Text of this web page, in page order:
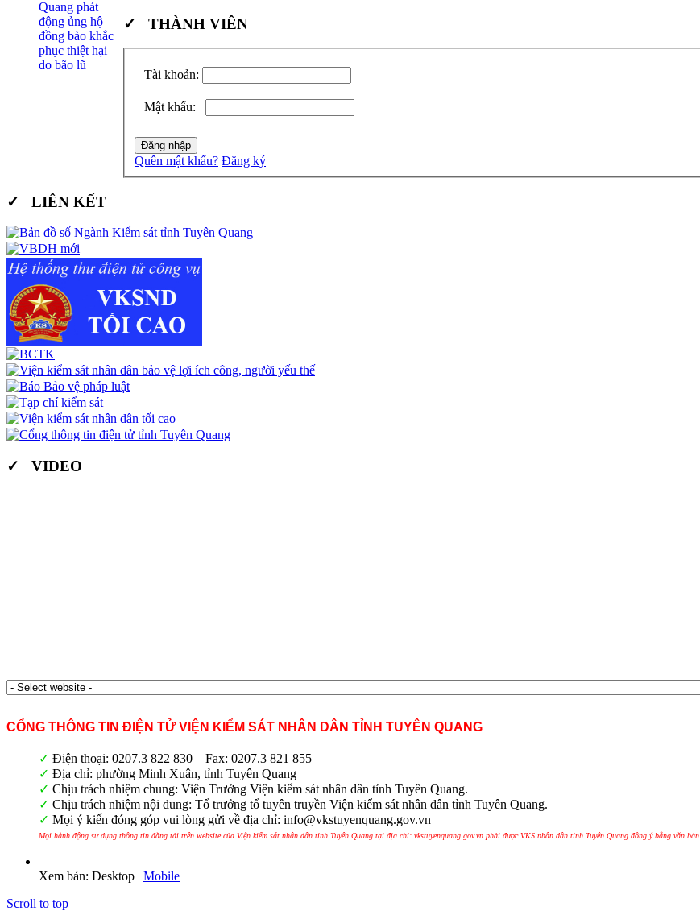
✓ THÀNH VIÊN
Tài khoản:
Mật khẩu:
Quên mật khẩu? Đăng ký
✓ LIÊN KẾT
✓ VIDEO
CỔNG THÔNG TIN ĐIỆN TỬ VIỆN KIỂM SÁT NHÂN DÂN TỈNH TUYÊN QUANG
✓ Điện thoại: 0207.3 822 830 – Fax: 0207.3 821 855
✓ Địa chỉ: phường Minh Xuân, tỉnh Tuyên Quang
✓ Chịu trách nhiệm chung: Viện Trưởng Viện kiểm sát nhân dân tỉnh Tuyên Quang.
✓ Chịu trách nhiệm nội dung: Tổ trưởng tổ tuyên truyền Viện kiểm sát nhân dân tỉnh Tuyên Quang.
✓ Mọi ý kiến đóng góp vui lòng gửi về địa chỉ: info@vkstuyenquang.gov.vn
Mọi hành động sử dụng thông tin đăng tải trên website của Viện kiểm sát nhân dân tỉnh Tuyên Quang tại địa chỉ: vkstuyenquang.gov.vn phải được VKS nhân dân tỉnh Tuyên Quang đồng ý bằng văn bản.
Xem bản: Desktop | Mobile
Scroll to top